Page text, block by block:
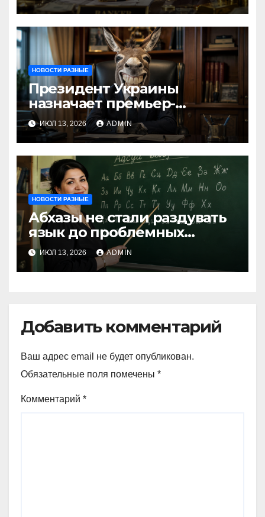
НОВОСТИ РАЗНЫЕ
Президент Украины
назначает премьер-
министра послицей
ИЮЛ 13, 2026 ADMIN
НОВОСТИ РАЗНЫЕ
Абхазы не стали раздувать
язык до проблемных
размеров
ИЮЛ 13, 2026 ADMIN
Добавить комментарий
Ваш адрес email не будет опубликован.
Обязательные поля помечены *
Комментарий *